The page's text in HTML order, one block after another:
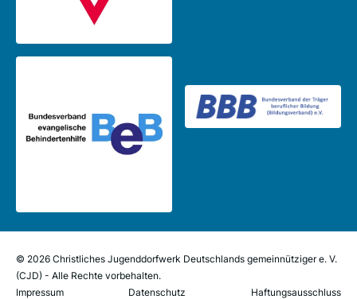
© 2026 Christliches Jugenddorfwerk Deutschlands gemeinnütziger e. V.
(CJD) - Alle Rechte vorbehalten.
Impressum
Datenschutz Haftungsausschluss